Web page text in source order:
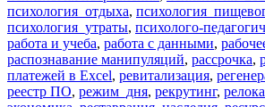
психология_отдыха,
психология_утраты, психолого-
работа и учеба, работа с данными,
распознавание манипуляций, рассрочка,
платежей в Excel, ревитализация,
реестр ПО, режим_дня, рекрутинг,